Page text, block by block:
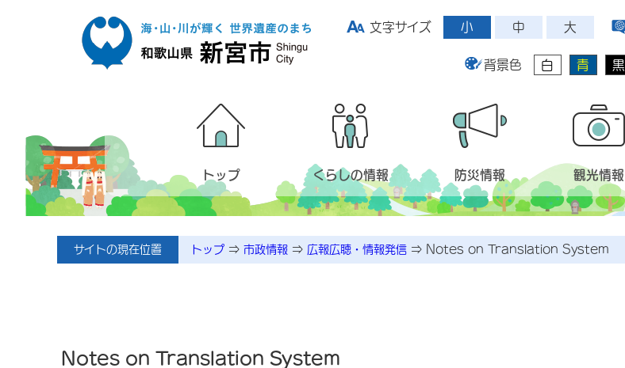
文字サイズ
小 中 大
背景色 白 青 黒
トップ くらしの情報 防災情報 観光情報
サイトの現在位置 トップ ⇒ 市政情報 ⇒ 広報広聴・情報発信 ⇒ Notes on Translation System
Notes on Translation System